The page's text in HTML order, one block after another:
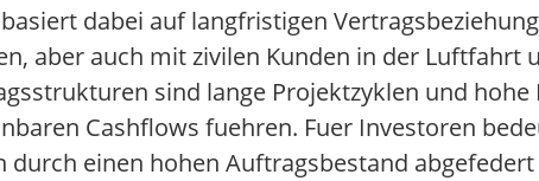
dabei auf langfristigen
aber auch mit zivilen Kunden in der Luftfahrt
sind lange Projektzyklen und
Cashflows fuehren. Fuer Investoren
einen hohen Auftragsbestand